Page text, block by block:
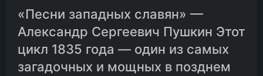
08.Марко Якубович
«Песни западных славян» —
Александр Сергеевич Пушкин Этот
цикл 1835 года — один из самых
загадочных и мощных в позднем